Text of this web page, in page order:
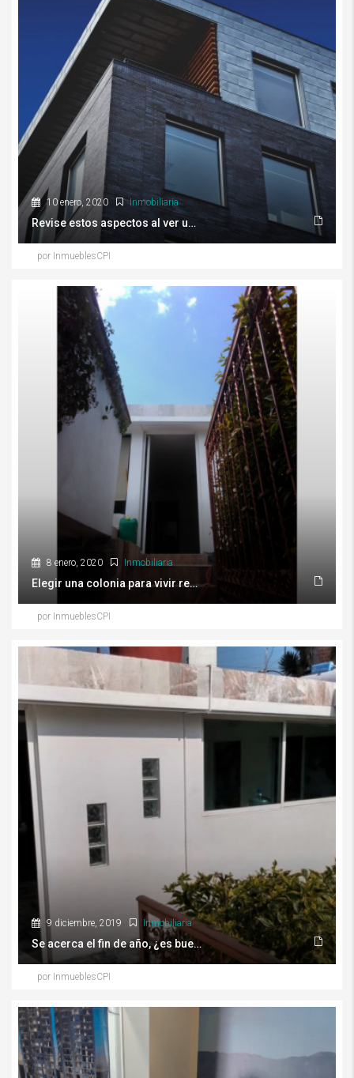
10 enero, 2020 Inmobiliaria
Revise estos aspectos al ver una vivienda por Internet
por InmueblesCPI
8 enero, 2020 Inmobiliaria
Elegir una colonia para vivir requiere de una investigación que va más allá del precio
por InmueblesCPI
9 diciembre, 2019 Inmobiliaria
Se acerca el fin de año, ¿es buen momento para comprar una casa?
por InmueblesCPI